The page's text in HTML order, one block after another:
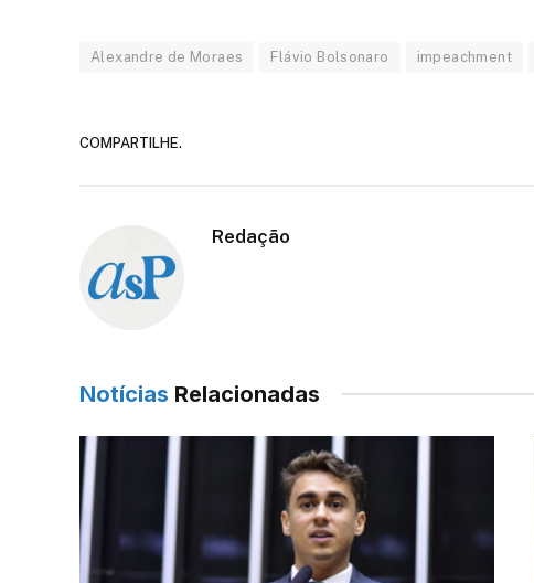
Alexandre de Moraes Flávio Bolsonaro impeachment
COMPARTILHE.
Redação
Notícias Relacionadas